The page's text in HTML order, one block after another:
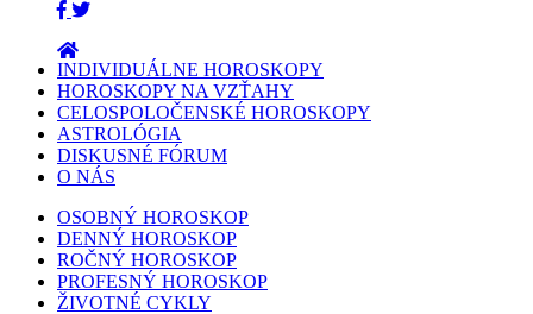
INDIVIDUÁLNE HOROSKOPY
HOROSKOPY NA VZŤAHY
CELOSPOLOČENSKÉ HOROSKOPY
ASTROLÓGIA
DISKUSNÉ FÓRUM
O NÁS
OSOBNÝ HOROSKOP
DENNÝ HOROSKOP
ROČNÝ HOROSKOP
PROFESNÝ HOROSKOP
ŽIVOTNÉ CYKLY